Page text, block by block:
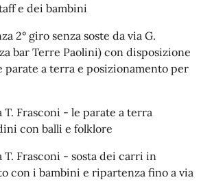
e dei bambini
2° giro senza soste da via G.
bar Terre Paolini) con disposizione
a terra e posizionamento per
T. Frasconi - le parate a terra
con balli e folklore
T. Frasconi - sosta dei carri in
con i bambini e ripartenza fino a via